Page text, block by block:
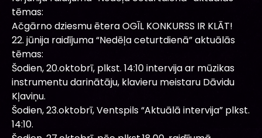
tēmas:
Ačgārno dziesmu ētera OGĪL KONKURSS IR KLĀT!
22. jūnija raidījuma “Nedēļa ceturtdienā” aktuālās
tēmas:
Šodien, 20.oktobrī, plkst. 14:10 intervija ar mūzikas
instrumentu darinātāju, klavieru meistaru Dāvidu
Kļaviņu.
Šodien, 23.oktobrī, Ventspils “Aktuālā intervija” plkst.
14:10.